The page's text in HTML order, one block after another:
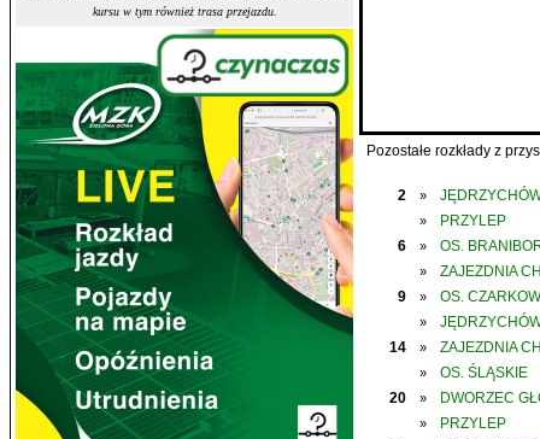
kursu w tym również trasa przejazdu.
Pozostałe rozkłady z
2 »
»
PRZYLEP
6
» OS.
»
ZAJEZDNIA
9
» OS.
»
14
» ZAJEZDNIA
»
OS. ŚLĄSKIE
20
» DWORZEC
»
PRZYLEP